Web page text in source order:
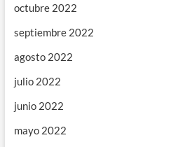
octubre 2022
septiembre 2022
agosto 2022
julio 2022
junio 2022
mayo 2022